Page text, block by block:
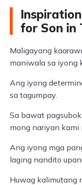
for Son in
Maligayang
maniwala sa iyong
Ang iyong
sa tagumpay.
Sa bawat
mong nariyan kami
Ang iyong mga
laging nandito
Huwag kalimutang